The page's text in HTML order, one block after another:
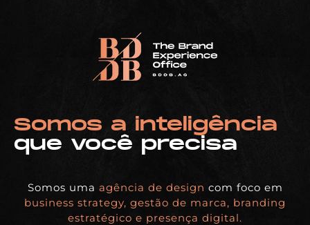
Somos a inteligência
que você precisa
Somos uma agência de design com foco em
business strategy, gestão de marca, branding
estratégico e presença digital.